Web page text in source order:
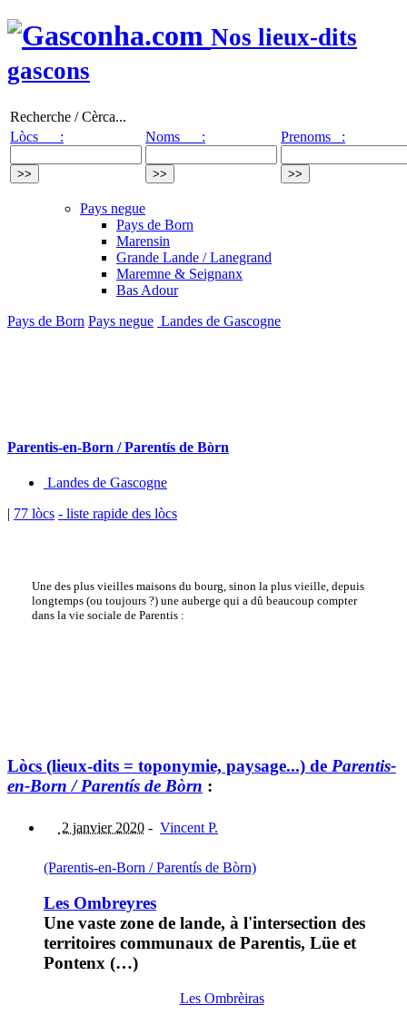
Nos lieux-dits
gascons
Recherche / Cèrca...
Lòcs :
Noms : Prenoms :
Pays negue
Pays de Born
Marensin
Grande Lande / Lanegrand
Maremne & Seignanx
Bas Adour
Pays de Born Pays negue Landes de Gascogne
Parentis-en-Born / Parentís de Bòrn
Landes de Gascogne
| 77 lòcs - liste rapide des lòcs
Une des plus vieilles maisons du bourg, sinon la plus vieille, depuis
longtemps (ou toujours ?) une auberge qui a dû beaucoup compter
dans la vie sociale de Parentis :
Lòcs (lieux-dits = toponymie, paysage...) de Parentis-
en-Born / Parentís de Bòrn :
2 janvier 2020 - Vincent P.
(Parentis-en-Born / Parentís de Bòrn)
Les Ombreyres
Une vaste zone de lande, à l'intersection des
territoires communaux de Parentis, Lüe et
Pontenx (…)
Les Ombrèiras